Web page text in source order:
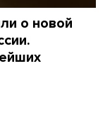
о новой